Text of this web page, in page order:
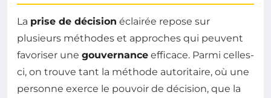
La prise de décision éclairée repose sur
plusieurs méthodes et approches qui peuvent
favoriser une gouvernance efficace. Parmi celles-
ci, on trouve tant la méthode autoritaire, où une
personne exerce le pouvoir de décision, que la